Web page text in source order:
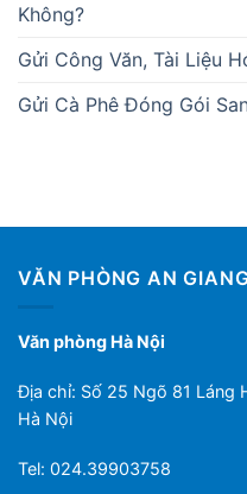
Không?
Gửi Công Văn, Tài Liệu
Gửi Cà Phê Đóng Gói
VĂN PHÒNG AN
Văn phòng Hà Nội
Địa chỉ: Số 25 Ngõ 81 Láng
Hà Nội
Tel: 024.39903758